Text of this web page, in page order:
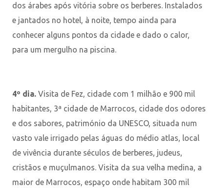
dos árabes após vitória sobre os berberes. Instalados
e jantados no hotel, à noite, tempo ainda para
conhecer alguns pontos da cidade e dado o calor,
para um mergulho na piscina.
4º dia. Visita de Fez, cidade com 1 milhão e 900 mil
habitantes, 3ª cidade de Marrocos, cidade dos odores
e dos sabores, património da UNESCO, situada num
vasto vale irrigado pelas águas do médio atlas, local
de vivência durante séculos de berberes, judeus,
cristãos e muçulmanos. Visita da sua velha medina, a
maior de Marrocos, espaço onde habitam 300 mil